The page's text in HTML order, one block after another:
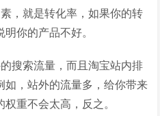
，就是转化率，如果你的转
你的产品不好。
搜索流量，而且淘宝站内排
，站外的流量多，给你带来
重不会太高，反之。